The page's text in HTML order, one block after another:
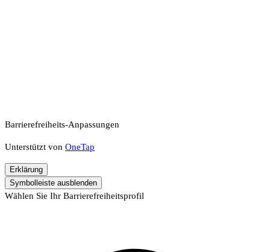
Barrierefreiheits-Anpassungen
Unterstützt von OneTap
Erklärung
Symbolleiste ausblenden
Wählen Sie Ihr Barrierefreiheitsprofil